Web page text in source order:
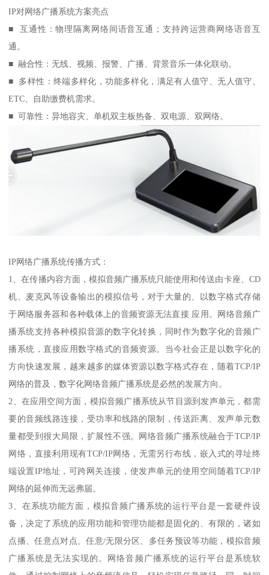
IP对网络广播系统方案亮点
■ 互通性：物理隔离网络间语音互通；支持跨运营商网络语音互
通。
■ 融合性：无线、视频、报警、广播、背景音乐一体化联动。
■ 多样性：终端多样化，功能多样化，满足有人值守、无人值守、
ETC、自助缴费机需求。
■ 可靠性：异地容灾、单机双主板热备、双电源、双网络。
IP网络广播系统传播方式：
1、在传播内容方面，模拟音频广播系统只能使用和传送由卡座、CD
机、麦克风等设备输出的模拟信号，对于大量的、以数字格式存储
于网络服务器和各种载体上的音频资源无法直接 应用。网络音频广
播系统支持各种模拟音源的数字化转换，同时作为数字化的音频广
播系统，直接应用数字格式的音频资源。当今社会正是以数字化的
方向快速发展，越来越多的媒体资源以数字格式存在，随着TCP/IP
网络的普及，数字化网络音频广播系统是必然的发展方向。
2、在应用空间方面，模拟音频广播系统从节目源到发声单元，都需
要的音频线路连接，受功率和线路的限制，传送距离、发声单元数
量都受到很大局限，扩展性不强。网络音频广播系统融合于TCP/IP
网络，直接利用现有TCP/IP网络，无需另行布线，嵌入式的寻址终
端设置IP地址，可跨网关连接，使发声单元的使用空间随着TCP/IP
网络的延伸而无远弗届。
3、在系统功能方面，模拟音频广播系统的运行平台是一套硬件设
备，决定了系统的应用功能和管理功能都是固化的、有限的，诸如
点播、任意点对点、任意/无限分区、多任务预设等功能，模拟音频
广播系统是无法实现的。网络音频广播系统的运行平台是系统软